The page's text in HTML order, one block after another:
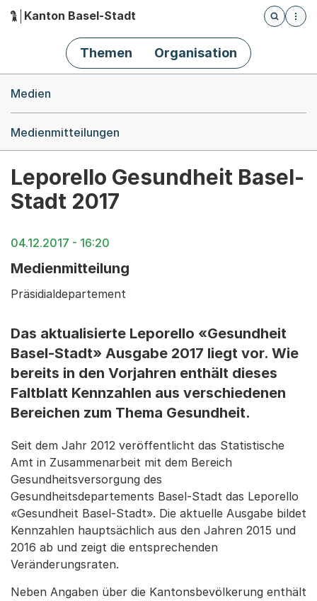
Hauptnavigation
Kanton Basel-Stadt
Öffnet
Themen Organisation
Medien
Medienmitteilungen
Leporello Gesundheit Basel-
Stadt 2017
04.12.2017 - 16:20
Medienmitteilung
Präsidialdepartement
Das aktualisierte Leporello «Gesundheit
Basel-Stadt» Ausgabe 2017 liegt vor. Wie
bereits in den Vorjahren enthält dieses
Faltblatt Kennzahlen aus verschiedenen
Bereichen zum Thema Gesundheit.
Seit dem Jahr 2012 veröffentlicht das Statistische
Amt in Zusammenarbeit mit dem Bereich
Gesundheitsversorgung des
Gesundheitsdepartements Basel-Stadt das Leporello
«Gesundheit Basel-Stadt». Die aktuelle Ausgabe bildet
Kennzahlen hauptsächlich aus den Jahren 2015 und
2016 ab und zeigt die entsprechenden
Veränderungsraten.
Neben Angaben über die Kantonsbevölkerung enthält